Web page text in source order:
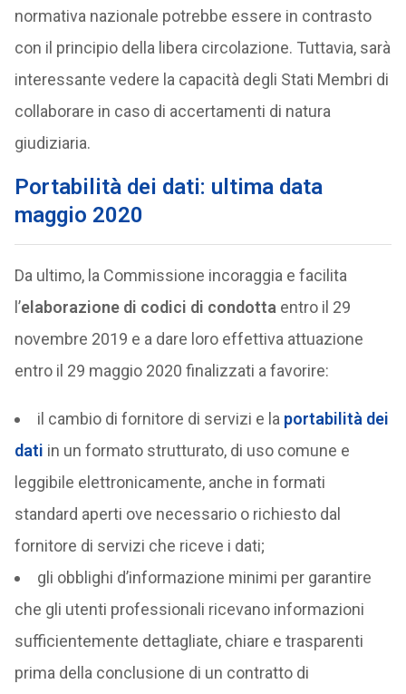
normativa nazionale potrebbe essere in contrasto
con il principio della libera circolazione. Tuttavia, sarà
interessante vedere la capacità degli Stati Membri di
collaborare in caso di accertamenti di natura
giudiziaria.
Portabilità dei dati: ultima data
maggio 2020
Da ultimo, la Commissione incoraggia e facilita
l’elaborazione di codici di condotta entro il 29
novembre 2019 e a dare loro effettiva attuazione
entro il 29 maggio 2020 finalizzati a favorire:
il cambio di fornitore di servizi e la portabilità dei
dati in un formato strutturato, di uso comune e
leggibile elettronicamente, anche in formati
standard aperti ove necessario o richiesto dal
fornitore di servizi che riceve i dati;
gli obblighi d’informazione minimi per garantire
che gli utenti professionali ricevano informazioni
sufficientemente dettagliate, chiare e trasparenti
prima della conclusione di un contratto di